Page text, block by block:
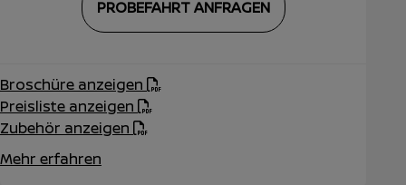
PROBEFAHRT ANFRAGEN
Broschüre anzeigen
Preisliste anzeigen
Zubehör anzeigen
Mehr erfahren